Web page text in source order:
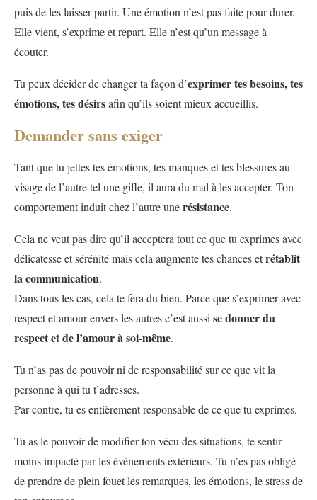
puis de les laisser partir. Une émotion n’est pas faite pour durer.
Elle vient, s’exprime et repart. Elle n’est qu’un message à
écouter.
Tu peux décider de changer ta façon d’exprimer tes besoins, tes
émotions, tes désirsafin qu’ils soient mieux accueillis.
Demander sans exiger
Tant que tu jettes tes émotions, tes manques et tes blessures au
visage de l’autre tel une gifle, il aura du mal à les accepter. Ton
comportement induit chez l’autre unerésistance.
Cela ne veut pas dire qu’il acceptera tout ce que tu exprimes avec
délicatesse et sérénité mais cela augmente tes chances etrétablit
la communication.
Dans tous les cas, cela te fera du bien. Parce que s’exprimer avec
respect et amour envers les autres c’est aussi se donner du
respect et de l’amour à soi-même.
Tu n’as pas de pouvoir ni de responsabilité sur ce que vit la
personne à qui tu t’adresses.
Par contre, tu es entièrement responsable de ce que tu exprimes.
Tu as le pouvoir de modifier ton vécu des situations, te sentir
moins impacté par les événements extérieurs. Tu n’es pas obligé
de prendre de plein fouet les remarques, les émotions, le stress de